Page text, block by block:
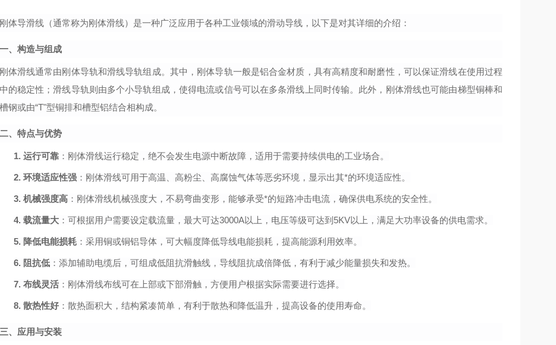
刚体导滑线（通常称为刚体滑线）是一种广泛应用于各种工业领域的滑动导线，以下是对其详细的介绍：
一、构造与组成
刚体滑线通常由刚体导轨和滑线导轨组成。其中，刚体导轨一般是铝合金材质，具有高精度和耐磨性，可以保证滑线在使用过程
中的稳定性；滑线导轨则由多个小导轨组成，使得电流或信号可以在多条滑线上同时传输。此外，刚体滑线也可能由梯型铜棒和
槽钢或由“T"型铜排和槽型铝结合相构成。
二、特点与优势
1. 运行可靠：刚体滑线运行稳定，绝不会发生电源中断故障，适用于需要持续供电的工业场合。
2. 环境适应性强：刚体滑线可用于高温、高粉尘、高腐蚀气体等恶劣环境，显示出其*的环境适应性。
3. 机械强度高：刚体滑线机械强度大，不易弯曲变形，能够承受*的短路冲击电流，确保供电系统的安全性。
4. 载流量大：可根据用户需要设定载流量，最大可达3000A以上，电压等级可达到5KV以上，满足大功率设备的供电需求。
5. 降低电能损耗：采用铜或铜铝导体，可大幅度降低导线电能损耗，提高能源利用效率。
6. 阻抗低：添加辅助电缆后，可组成低阻抗滑触线，导线阻抗成倍降低，有利于减少能量损失和发热。
7. 布线灵活：刚体滑线布线可在上部或下部滑触，方便用户根据实际需要进行选择。
8. 散热性好：散热面积大，结构紧凑简单，有利于散热和降低温升，提高设备的使用寿命。
三、应用与安装